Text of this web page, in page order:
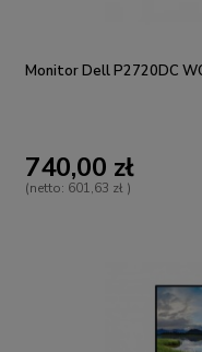
Monitor Dell P2720DC
740,00 zł
(netto: 601,63 zł )